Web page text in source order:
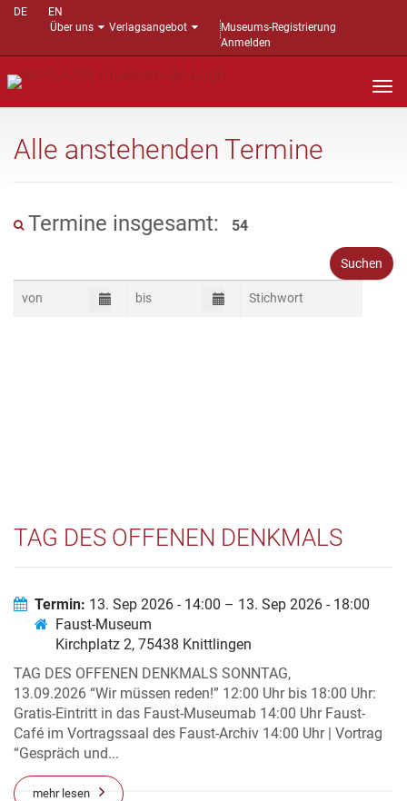
DE
EN
Über uns
Verlagsangebot
Museums-Registrierung
Anmelden
Alle anstehenden Termine
Termine insgesamt: 54
TAG DES OFFENEN DENKMALS
Termin: 13. Sep 2026 - 14:00 – 13. Sep 2026 - 18:00
Faust-Museum
Kirchplatz 2, 75438 Knittlingen
TAG DES OFFENEN DENKMALS SONNTAG,
13.09.2026 “Wir müssen reden!” 12:00 Uhr bis 18:00 Uhr:
Gratis-Eintritt in das Faust-Museumab 14:00 Uhr Faust-
Café im Vortragssaal des Faust-Archiv 14:00 Uhr | Vortrag
“Gespräch und...
mehr lesen